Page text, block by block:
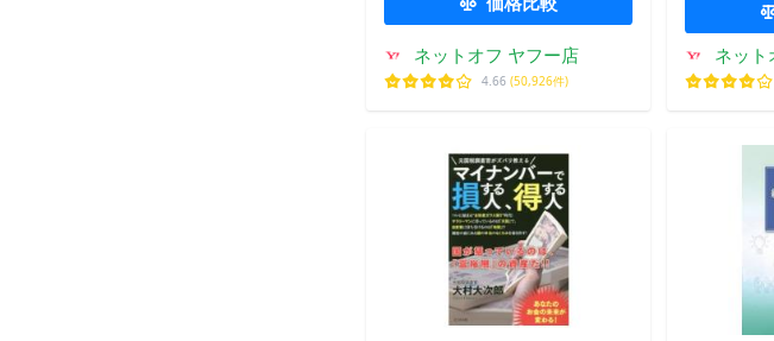
ネットオフ ヤフー店
4.66 (50,926件)
ネット